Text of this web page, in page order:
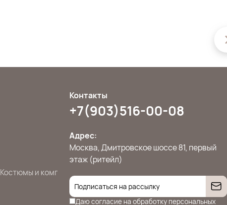
Костюмы и комплекты
Контакты
+7(903)516-00-08
Адрес:
Москва, Дмитровское шоссе 81, первый
этаж (ритейл)
Даю согласие на обработку персональных